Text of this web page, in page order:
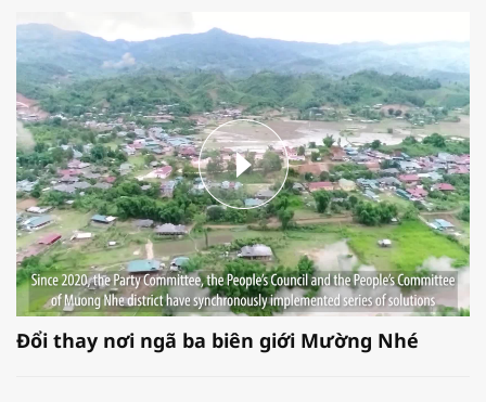
Đổi thay nơi ngã ba biên giới Mường Nhé